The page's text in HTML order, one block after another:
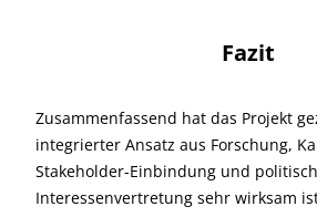
Fazit
Zusammenfassend hat das Projekt
integrierter Ansatz aus Forschung,
Stakeholder-Einbindung und
Interessenvertretung sehr wirksam